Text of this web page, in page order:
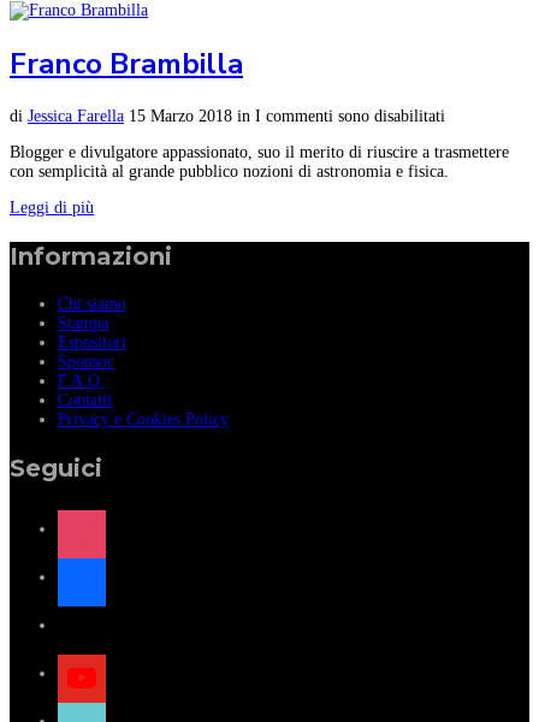
Franco Brambilla
di Jessica Farella 15 Marzo 2018 in I commenti sono disabilitati
Blogger e divulgatore appassionato, suo il merito di riuscire a trasmettere
con semplicità al grande pubblico nozioni di astronomia e fisica.
Leggi di più
Informazioni
Chi siamo
Stampa
Espositori
Sponsor
F.A.Q.
Contatti
Privacy e Cookies Policy
Seguici
instagram
facebook
x
youtube
tiktok